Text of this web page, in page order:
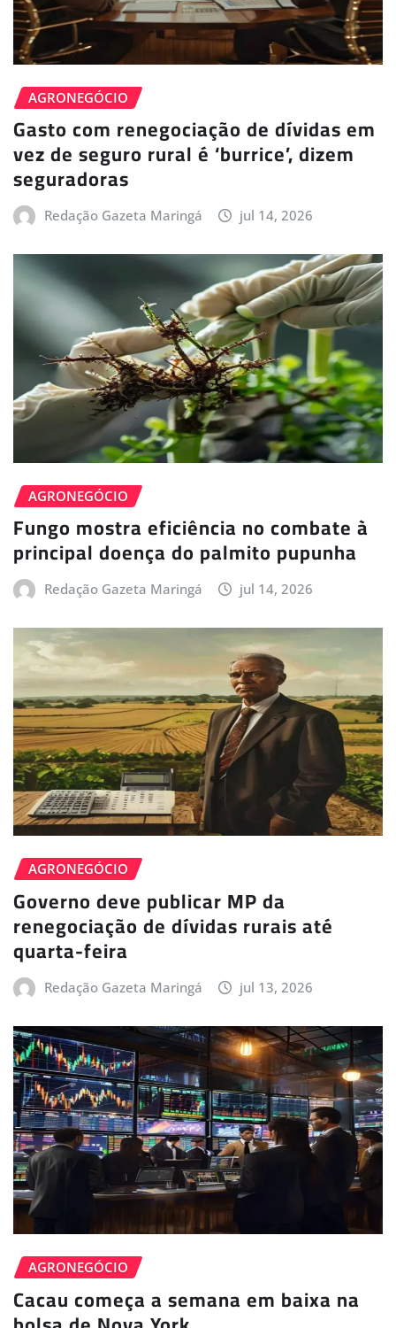
AGRONEGÓCIO
Gasto com renegociação de dívidas em
vez de seguro rural é ‘burrice’, dizem
seguradoras
Redação Gazeta Maringá jul 14, 2026
AGRONEGÓCIO
Fungo mostra eficiência no combate à
principal doença do palmito pupunha
Redação Gazeta Maringá jul 14, 2026
AGRONEGÓCIO
Governo deve publicar MP da
renegociação de dívidas rurais até
quarta-feira
Redação Gazeta Maringá jul 13, 2026
AGRONEGÓCIO
Cacau começa a semana em baixa na